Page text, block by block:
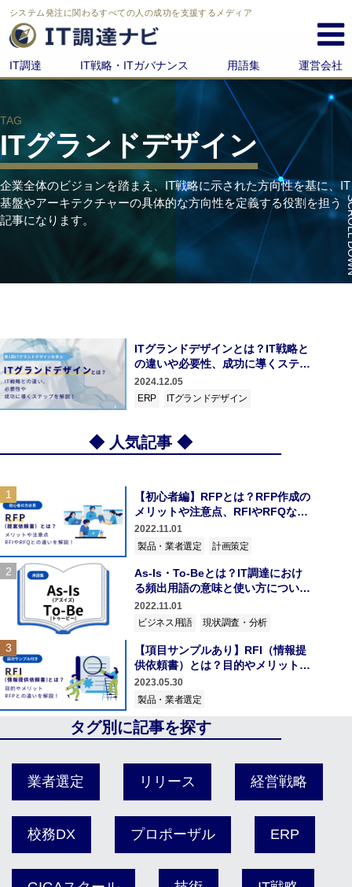
システム発注に関わるすべての人の成功を支援するメディア
IT調達 IT戦略・ITガバナンス 用語集 運営会社
TAG
ITグランドデザイン
企業全体のビジョンを踏まえ、IT戦略に示された方向性を基に、IT
基盤やアーキテクチャーの具体的な方向性を定義する役割を担う
記事になります。
ITグランドデザインとは？IT戦略と
の違いや必要性、成功に導くステッ
プについて解説！
2024.12.05
ERP
ITグランドデザイン
◆ 人気記事 ◆
1
【初心者編】RFPとは？RFP作成の
メリットや注意点、RFIやRFQなど
分かりやすく解説！
2022.11.01
製品・業者選定
計画策定
2
As-Is・To-Beとは？IT調達におけ
る頻出用語の意味と使い方について
解説
2022.11.01
ビジネス用語
現状調査・分析
3
【項目サンプルあり】RFI（情報提
供依頼書）とは？目的やメリット、
RFPとの違いを分かりやすく解説！
2023.05.30
製品・業者選定
タグ別に記事を探す
業者選定 リリース 経営戦略
校務DX プロポーザル ERP